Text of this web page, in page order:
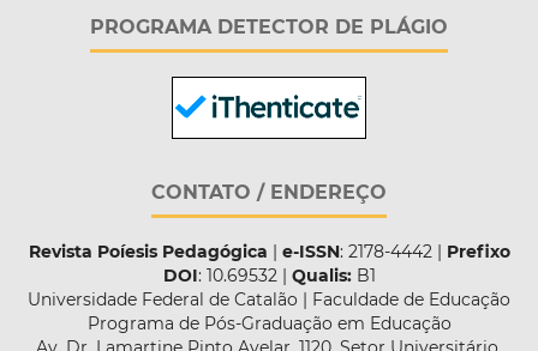
PROGRAMA DETECTOR DE PLÁGIO
CONTATO / ENDEREÇO
Revista Poíesis Pedagógica | e-ISSN: 2178-4442 | Prefixo
DOI: 10.69532 | Qualis:B1
Universidade Federal de Catalão | Faculdade de Educação
Programa de Pós-Graduação em Educação